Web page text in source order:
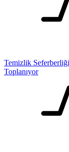
Temizlik
Toplanıyor